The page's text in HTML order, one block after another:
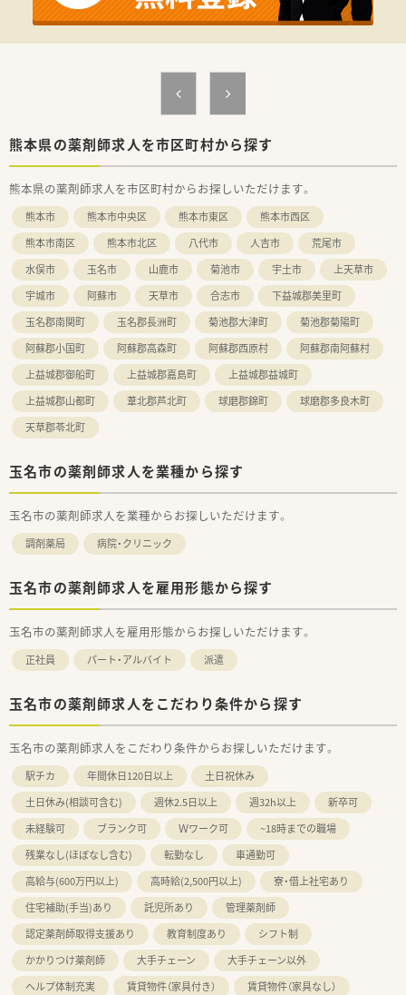
■連続休暇制度、メモリアル休暇、サポート休暇、ボランティア
休暇などワークライフバランスを推奨されています。年間休日
は約124日ございます。
方をサポートする様々な制度が整っています。
育休はお子さんが3歳になるまで取得でき、時短勤務は小学校1
＜研修制度・スキルアップ体制もばっちり＞
■独自の研修システムを活用し効率的かつ効果的なスキルアッ
その他、カフェテリア研修や社内学術大会などその方が目指す社
会人像に合わせた学ぶ環境が充実しています。
■将来は専門薬剤師として活躍される方、またはマネージャーと
しての店舗運営に携わる方など、自身の志向に合わせたキャリア
が描けます。
また希望者は人事、教育、経営コンサル等に携わることも可能で
す。
＜こんな方にもおすすめ＞
■しっかりとした教育体制のもとで薬剤師としてのスキルを磨
きたい方
■ライフスタイルに合わせて長くご勤務していきたい方
熊本県の薬剤師求人を市区町村から探す
熊本県の薬剤師求人を市区町村からお探しいただけます。
熊本市 熊本市中央区 熊本市東区
熊本市西区
熊本市南区
熊本市北区 八代市 人吉市
荒尾市
水俣市
玉名市 山鹿市 菊池市 宇土市
上天草市
宇城市
阿蘇市 天草市 合志市
下益城郡美里町
玉名郡南関町
玉名郡長洲町 菊池郡大津町
菊池郡菊陽町
阿蘇郡小国町
阿蘇郡高森町 阿蘇郡西原村
阿蘇郡南阿蘇村
上益城郡御船町
上益城郡嘉島町
上益城郡益城町
上益城郡山都町
葦北郡芦北町 球磨郡錦町
球磨郡多良木町
天草郡苓北町
玉名市の薬剤師求人を業種から探す
玉名市の薬剤師求人を業種からお探しいただけます。
調剤薬局 病院・クリニック
玉名市の薬剤師求人を雇用形態から探す
玉名市の薬剤師求人を雇用形態からお探しいただけます。
正社員 パート・アルバイト 派遣
玉名市の薬剤師求人をこだわり条件から探す
玉名市の薬剤師求人をこだわり条件からお探しいただけます。
駅チカ 年間休日120日以上
土日祝休み
土日休み(相談可含む)
週休2.5日以上 週32h以上
新卒可
未経験可
ブランク可 Ｗワーク可
~18時までの職場
残業なし(ほぼなし含む)
転勤なし
車通勤可
高給与(600万円以上)
高時給(2,500円以上)
寮・借上社宅あり
住宅補助(手当)あり
託児所あり
管理薬剤師
認定薬剤師取得支援あり
教育制度あり
シフト制
かかりつけ薬剤師
大手チェーン
大手チェーン以外
ヘルプ体制充実
賃貸物件（家具付き）
賃貸物件（家具なし）